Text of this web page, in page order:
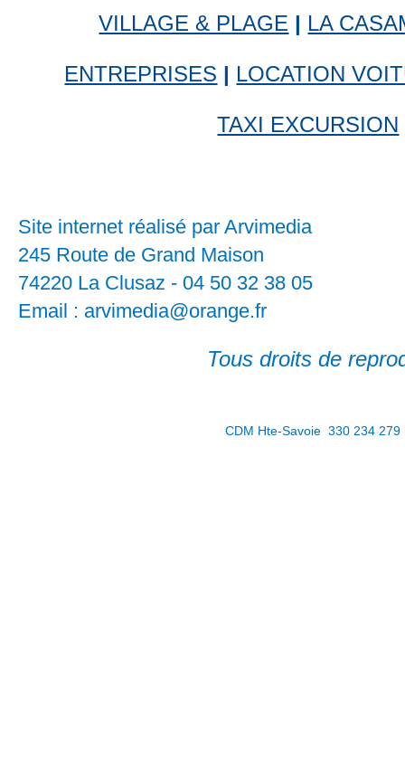
VILLAGE & PLAGE | LA
ENTREPRISES | LOCATION
TAXI EXCURSION
Site internet réalisé par Arvimedia
245 Route de Grand Maison
74220 La Clusaz - 04 50 32 38 05
Email : arvimedia@orange.fr
Tous droits de
CDM Hte-Savoie 330 234 279